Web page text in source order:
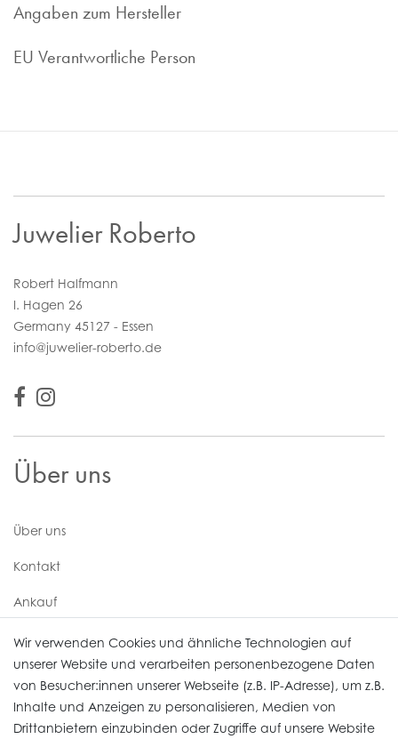
Uhrenankauf oder -Inzahlungnahme - wir sind Ihr
zuverlässiger Ansprechpartner.
Angaben zum Hersteller
EU Verantwortliche Person
Juwelier Roberto
Robert Halfmann
I. Hagen 26
Germany 45127 - Essen
info@juwelier-roberto.de
Über uns
Über uns
Kontakt
Ankauf
Uhren Service
Vertrag widerrufen
Wir verwenden Cookies und ähnliche Technologien auf
unserer Website und verarbeiten personenbezogene Daten
von Besucher:innen unserer Webseite (z.B. IP-Adresse), um z.B.
Inhalte und Anzeigen zu personalisieren, Medien von
Drittanbietern einzubinden oder Zugriffe auf unsere Website